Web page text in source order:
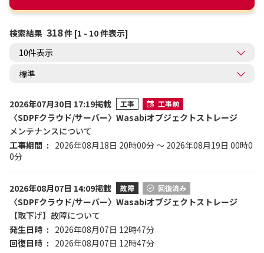
検索結果 318件 [1 - 10 件表示]
2026年07月30日 17:19掲載 工事 工事前
〈SDPFクラウド/サーバー〉Wasabiオブジェクトストレージ
メンテナンスについて
工事期間
2026年08月18日 20時00分 ～ 2026年08月19日 00時0
0分
2026年08月07日 14:09掲載 故障 回復済み
〈SDPFクラウド/サーバー〉Wasabiオブジェクトストレージ
【取下げ】故障について
発生日時
2026年08月07日 12時47分
回復日時
2026年08月07日 12時47分